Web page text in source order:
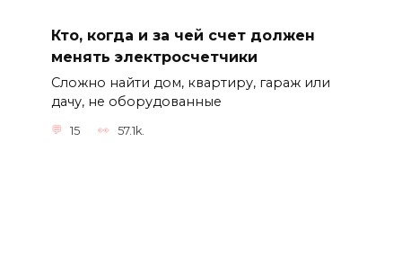
Кто, когда и за чей счет должен
менять электросчетчики
Сложно найти дом, квартиру, гараж или
дачу, не оборудованные
15 57.1k.